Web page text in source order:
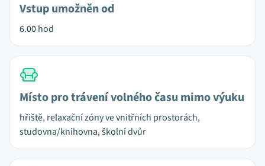
Vstup umožněn od
6.00 hod
Místo pro trávení volného času mimo výuku
hřiště, relaxační zóny ve vnitřních prostorách,
studovna/knihovna, školní dvůr